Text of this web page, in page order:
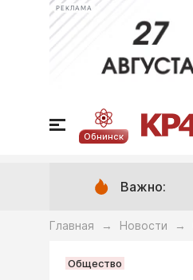
РЕКЛАМА
Обнинск
Важно:
Главная → Новости →
Общество